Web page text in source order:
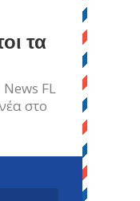
τα
FL
στο